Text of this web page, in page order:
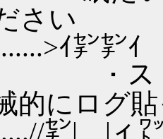
さい
ｲ
ストー
的にログ
㌢| |ィ